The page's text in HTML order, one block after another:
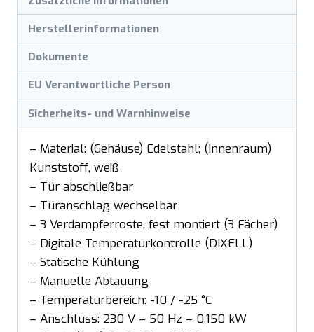
Herstellerinformationen
Dokumente
EU Verantwortliche Person
Sicherheits- und Warnhinweise
– Material: (Gehäuse) Edelstahl; (Innenraum)
Kunststoff, weiß
– Tür abschließbar
– Türanschlag wechselbar
– 3 Verdampferroste, fest montiert (3 Fächer)
– Digitale Temperaturkontrolle (DIXELL)
– Statische Kühlung
– Manuelle Abtauung
– Temperaturbereich: -10 / -25 °C
– Anschluss: 230 V – 50 Hz – 0,150 kW